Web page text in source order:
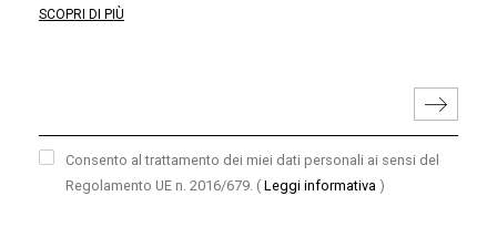
SCOPRI DI PIÙ
Consento al trattamento dei miei dati personali ai sensi del
Regolamento UE n. 2016/679. ( Leggi informativa )